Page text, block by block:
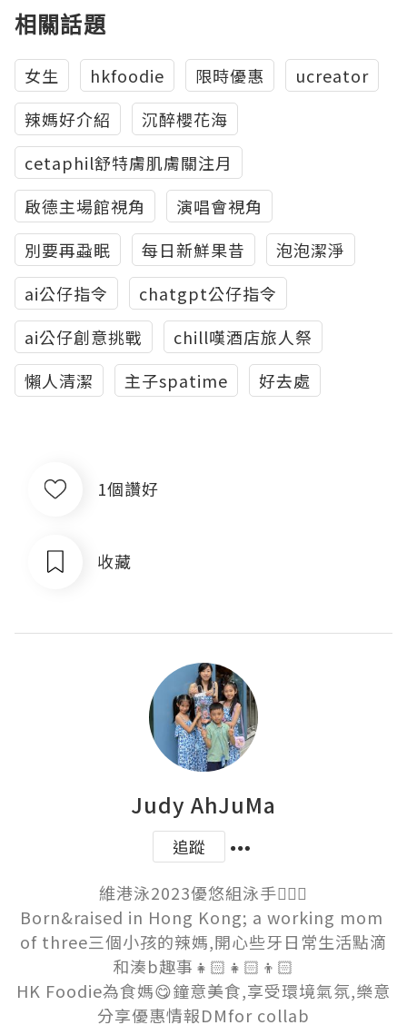
相關話題
女生 hkfoodie 限時優惠
ucreator
辣媽好介紹
沉醉櫻花海
cetaphil舒特膚肌膚關注月
啟德主場館視角
演唱會視角
別要再蝨眠
每日新鮮果昔
泡泡潔淨
ai公仔指令
chatgpt公仔指令
ai公仔創意挑戰
chill嘆酒店旅人祭
懶人清潔
主子spatime 好去處
1個讚好
收藏
Judy AhJuMa
追蹤
維港泳2023優悠組泳手🏊🏻‍♀️
Born&raised in Hong Kong; a working mom
of three三個小孩的辣媽,開心些牙日常生活點滴
和湊b趣事👧🏻👧🏻👦🏻
HK Foodie為食媽😋鐘意美食,享受環境氣氛,樂意
分享優惠情報DMfor collab